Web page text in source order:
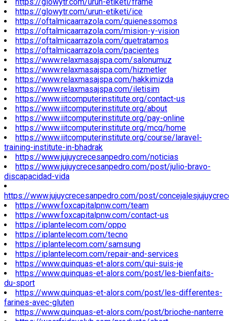
https://glowytr.com/urun-etiketi/frame
https://glowytr.com/urun-etiketi/ice
https://oftalmicaarrazola.com/quienessomos
https://oftalmicaarrazola.com/mision-y-vision
https://oftalmicaarrazola.com/quetratamos
https://oftalmicaarrazola.com/pacientes
https://www.relaxmasajspa.com/salonumuz
https://www.relaxmasajspa.com/hizmetler
https://www.relaxmasajspa.com/hakkimizda
https://www.relaxmasajspa.com/iletisim
https://www.iitcomputerinstitute.org/contact-us
https://www.iitcomputerinstitute.org/about
https://www.iitcomputerinstitute.org/pay-online
https://www.iitcomputerinstitute.org/mcq/home
https://www.iitcomputerinstitute.org/course/laravel-
training-institute-in-bhadrak
https://www.jujuycrecesanpedro.com/noticias
https://www.jujuycrecesanpedro.com/post/julio-bravo-
discapacidad-vida
https://www.jujuycrecesanpedro.com/post/
https://www.foxcapitalpnw.com/team
https://www.foxcapitalpnw.com/contact-us
https://iplantelecom.com/oppo
https://iplantelecom.com/tecno
https://iplantelecom.com/samsung
https://iplantelecom.com/repair-and-services
https://www.quinquas-et-alors.com/qui-suis-je
https://www.quinquas-et-alors.com/post/les-bienfaits-
du-sport
https://www.quinquas-et-alors.com/post/les-differentes-
farines-avec-gluten
https://www.quinquas-et-alors.com/post/brioche-nanterre